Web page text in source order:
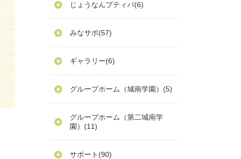
じょうなんプティパ(6)
みなサポ(57)
ギャラリー(6)
グループホーム（城南学園） (5)
グループホーム（第二城南学
園） (11)
サポート (90)